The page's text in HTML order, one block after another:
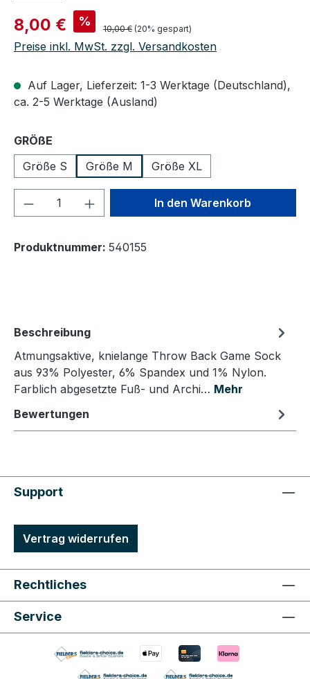
Verkaufspreis:
8,00 € % Regulärer Preis:
10,00 € (20% gespart)
Preise inkl. MwSt. zzgl. Versandkosten
Auf Lager, Lieferzeit: 1-3 Werktage (Deutschland),
ca. 2-5 Werktage (Ausland)
GRÖßE
Größe S
Größe M Größe XL
Produkt Anzahl: Gib denIn den Warenkorb
Produktnummer: 540155
Beschreibung
Atmungsaktive, knielange Throw Back Game Sock
aus 93% Polyester, 6% Spandex und 1% Nylon.
Farblich abgesetzte Fuß- und Archi… Mehr
Bewertungen
Support
Vertrag widerrufen
Rechtliches
Service